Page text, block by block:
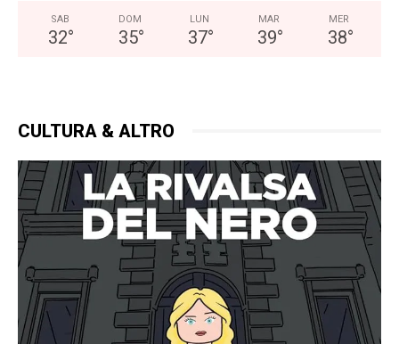
SAB
32°
DOM
35°
LUN
37°
MAR
39°
MER
38°
CULTURA & ALTRO